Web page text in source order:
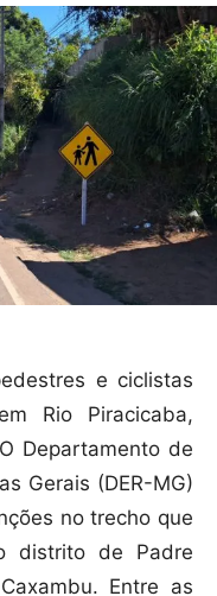
e ciclistas
Rio Piracicaba,
Departamento de
Gerais (DER-MG)
no trecho que
distrito de Padre
Entre as